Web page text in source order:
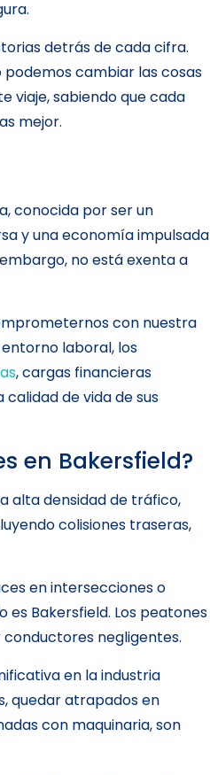
detrás de cada cifra.
cambiar las cosas
viaje, sabiendo que cada
mejor.
conocida por ser un
y una economía impulsada
no está exenta a
con nuestra
laboral, los
, cargas financieras
de vida de sus
en Bakersfield?
alta densidad de tráfico,
colisiones traseras,
en intersecciones o
Bakersfield. Los peatones
negligentes.
en la industria
quedar atrapados en
con maquinaria, son